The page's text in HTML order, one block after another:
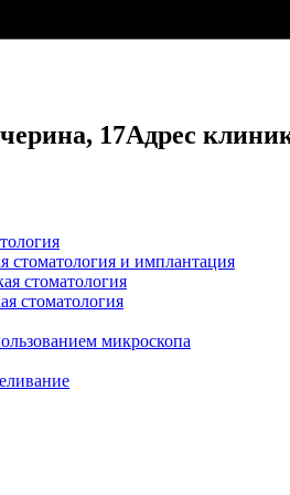
17Адрес
стоматология и имплантация
стоматология
стоматология
микроскопа